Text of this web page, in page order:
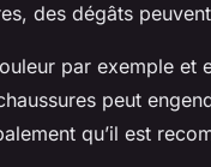
des dégâts
par exemple et
peut
qu’il est